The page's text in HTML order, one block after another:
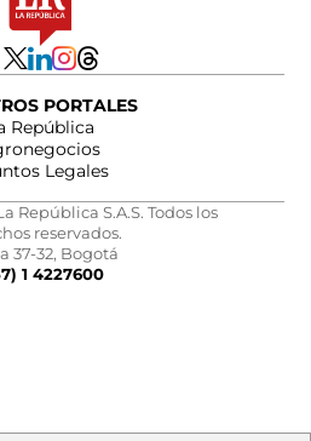
PORTALES
República
Legales
República S.A.S. Todos los
reservados.
37-32, Bogotá
1 4227600